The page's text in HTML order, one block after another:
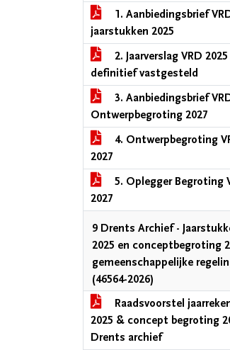
1. Aanbiedingsbrief
jaarstukken 2025
2. Jaarverslag VRD 2025
definitief vastgesteld
3. Aanbiedingsbrief
Ontwerpbegroting 2027
4. Ontwerpbegroting
2027
5. Oplegger Begroting
2027
9 Drents Archief -
2025 en conceptbegroting
gemeenschappelijke
(46564-2026)
Raadsvoorstel
2025 & concept begroting
Drents archief